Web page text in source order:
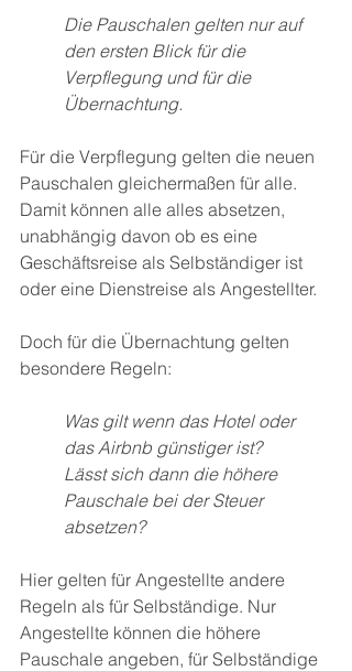
Die Pauschalen gelten nur auf
den ersten Blick für die
Verpflegung und für die
Übernachtung.
Für die Verpflegung gelten die neuen
Pauschalen gleichermaßen für alle.
Damit können alle alles absetzen,
unabhängig davon ob es eine
Geschäftsreise als Selbständiger ist
oder eine Dienstreise als Angestellter.
Doch für die Übernachtung gelten
besondere Regeln:
Was gilt wenn das Hotel oder
das Airbnb günstiger ist?
Lässt sich dann die höhere
Pauschale bei der Steuer
absetzen?
Hier gelten für Angestellte andere
Regeln als für Selbständige. Nur
Angestellte können die höhere
Pauschale angeben, für Selbständige